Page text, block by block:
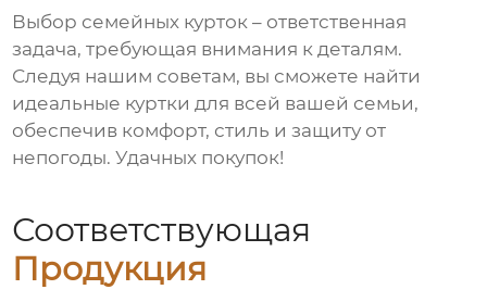
Выбор семейных курток – ответственная
задача, требующая внимания к деталям.
Следуя нашим советам, вы сможете найти
идеальные куртки для всей вашей семьи,
обеспечив комфорт, стиль и защиту от
непогоды. Удачных покупок!
Соответствующая
Продукция